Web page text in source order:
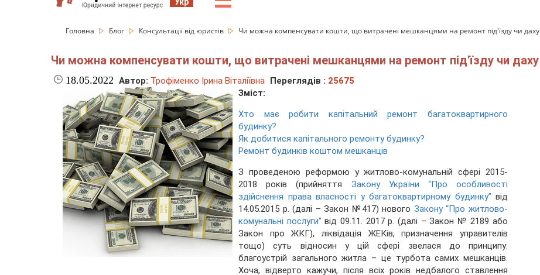
Головна Блог Консультації від юристів Чи можна компенсувати кошти, що витрачені мешканцями на ремонт під'їзду чи
Чи можна компенсувати кошти, що витрачені мешканцями на ремонт під'їзду чи
18.05.2022 Автор: Трофіменко Ірина Віталіївна Переглядів : 25675
Зміст:
Хто має робити капітальний ремонт багатоквартирного
будинку?
Як добитися капітального ремонту будинку?
Ремонт будинків коштом мешканців
З проведеною реформою у житлово-комунальній сфері 2015-
2018 років (прийняття Закону України “Про особливості
здійснення права власності у багатоквартирному будинку” від
14.05.2015 р. (далі – Закон №417) нового Закону “Про житлово-
комунальні послуги” від 09.11. 2017 р. (далі – Закон № 2189 або
Закон про ЖКГ), ліквідація ЖЕКів, призначення управителів
тощо) суть відносин у цій сфері звелася до принципу:
благоустрій загального житла – це турбота самих мешканців.
Хоча, відверто кажучи, після всіх років недбалого ставлення